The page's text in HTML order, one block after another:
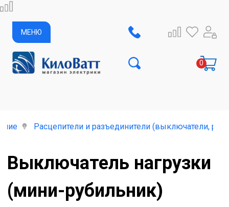
МЕНЮ
Расцепители и разъединители (выключатели,
Выключатель нагрузки
(мини-рубильник)